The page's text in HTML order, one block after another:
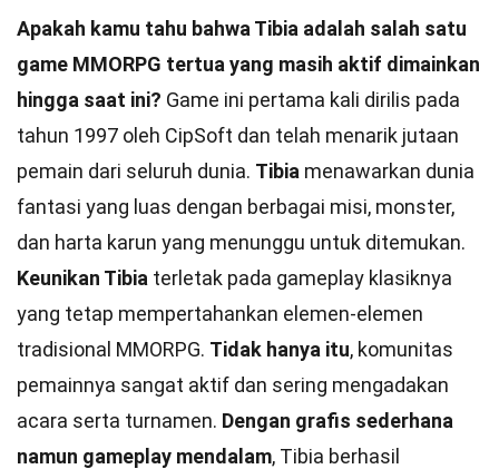
Apakah kamu tahu bahwa Tibia adalah salah satu
game MMORPG tertua yang masih aktif dimainkan
hingga saat ini? Game ini pertama kali dirilis pada
tahun 1997 oleh CipSoft dan telah menarik jutaan
pemain dari seluruh dunia. Tibia menawarkan dunia
fantasi yang luas dengan berbagai misi, monster,
dan harta karun yang menunggu untuk ditemukan.
Keunikan Tibia terletak pada gameplay klasiknya
yang tetap mempertahankan elemen-elemen
tradisional MMORPG. Tidak hanya itu, komunitas
pemainnya sangat aktif dan sering mengadakan
acara serta turnamen. Dengan grafis sederhana
namun gameplay mendalam, Tibia berhasil